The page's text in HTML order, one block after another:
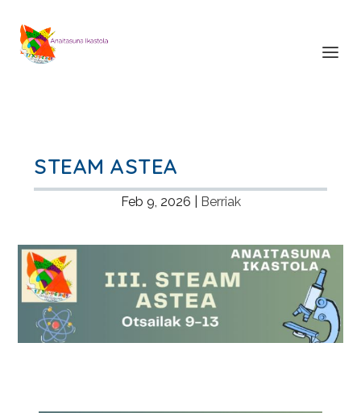
STEAM ASTEA
Feb 9, 2026 Berriak